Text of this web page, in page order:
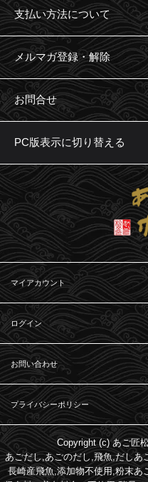
支払い方法について
メルマガ登録・解除
お問合せ
PC版表示に切り替える
マイアカウント
ログイン
お問い合わせ
プライバシーポリシー
Copyright (c) あご匠
あごだし,あごのだし,飛魚,だしあ
長崎産飛魚,添加物不使用,粉末あ